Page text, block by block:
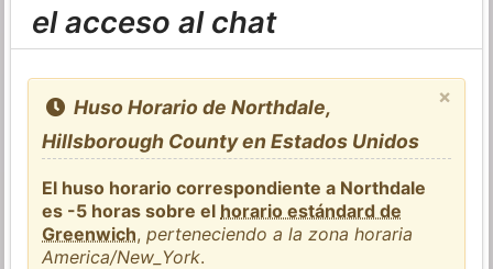
el acceso al chat
×
Huso Horario de Northdale,
Hillsborough County en Estados Unidos
El huso horario correspondiente a Northdale
es -5 horas sobre el horario estándard de
Greenwich,perteneciendo a la zona horaria
America/New_York.